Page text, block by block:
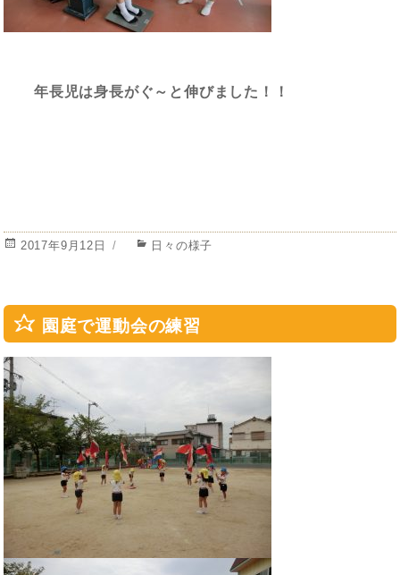
年長児は身長がぐ～と伸びました！！
投
2017年9月12日
カ
ー
日々の様子
園庭で運動会の練習